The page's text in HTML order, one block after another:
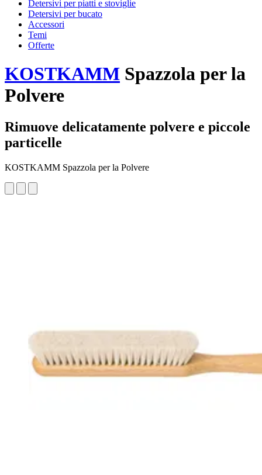
Detersivi per piatti e stoviglie
Detersivi per bucato
Accessori
Temi
Offerte
KOSTKAMM Spazzola per la
Polvere
Rimuove delicatamente polvere e piccole
particelle
KOSTKAMM Spazzola per la Polvere